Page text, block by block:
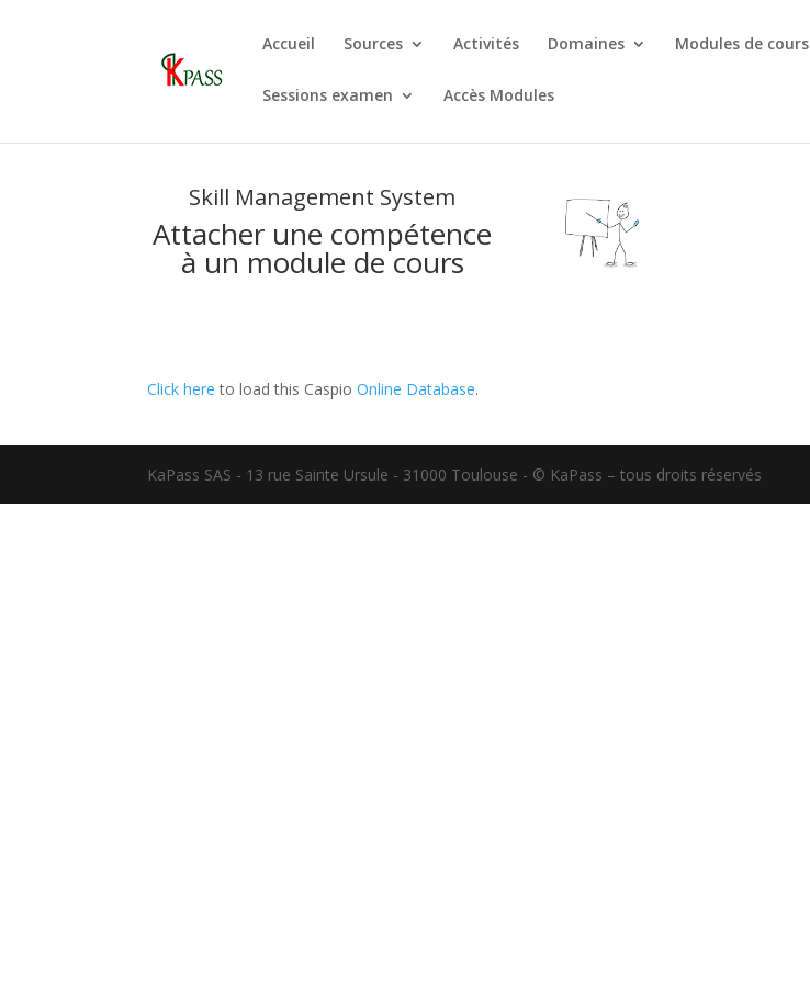
Accueil Sources Activités Domaines Modules de cours
Sessions examen Accès Modules
Skill Management System
Attacher une compétence
à un module de cours
Click here to load this CaspioOnline Database.
KaPass SAS - 13 rue Sainte Ursule - 31000 Toulouse - © KaPass – tous droits réservés